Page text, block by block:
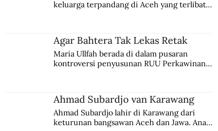
keluarga terpandang di Aceh yang terlibat
Agar Bahtera Tak Lekas Retak
Maria Ullfah berada di dalam pusaran
kontroversi penyusunan RUU Perkawinan.
Ahmad Subardjo van Karawang
Ahmad Subardjo lahir di Karawang dari
keturunan bangsawan Aceh dan Jawa. Anak